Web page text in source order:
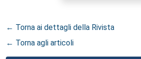
← Torna ai dettagli della Rivista
← Torna agli articoli